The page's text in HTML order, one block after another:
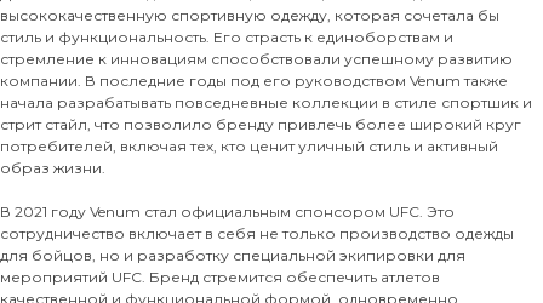
высококачественную спортивную одежду, которая сочетала бы
стиль и функциональность. Его страсть к единоборствам и
стремление к инновациям способствовали успешному развитию
компании. В последние годы под его руководством Venum также
начала разрабатывать повседневные коллекции в стиле спортшик и
стрит стайл, что позволило бренду привлечь более широкий круг
потребителей, включая тех, кто ценит уличный стиль и активный
образ жизни.
В 2021 году Venum стал официальным спонсором UFC. Это
сотрудничество включает в себя не только производство одежды
для бойцов, но и разработку специальной экипировки для
мероприятий UFC. Бренд стремится обеспечить атлетов
качественной и функциональной формой, одновременно